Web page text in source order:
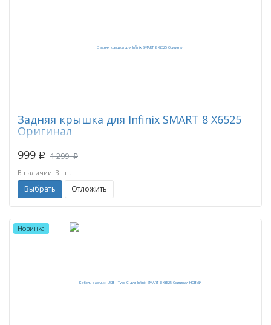
Задняя крышка для Infinix SMART 8 X6525
Оригинал
999 p 1 299 p
В наличии: 3 шт.
Выбрать Отложить
Новинка